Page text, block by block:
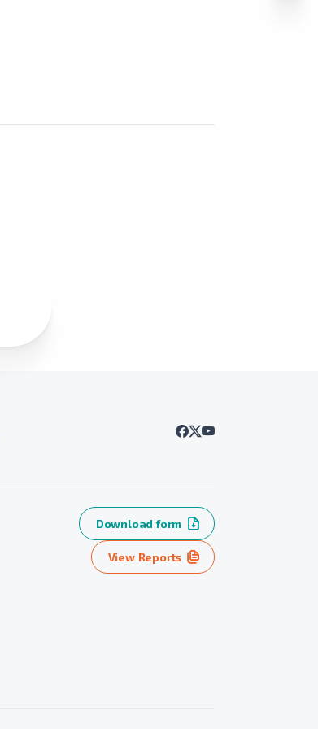
Download form
View Reports